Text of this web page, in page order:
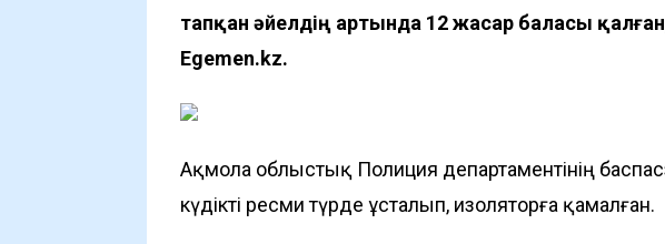
тапқан әйелдің артында 12 жасар баласы
Egemen.kz.
Ақмола облыстық Полиция департаментінің
күдікті ресми түрде ұсталып, изоляторға қамалған.